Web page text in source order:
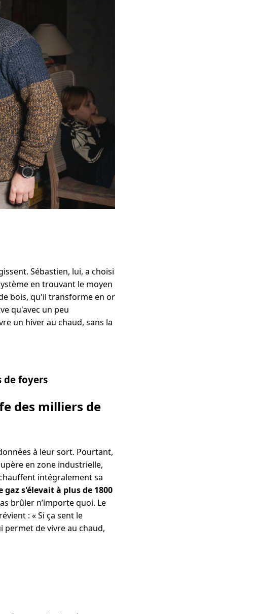
Sébastien, lui, a choisi
en trouvant le moyen
bois, qu'il transforme en or
qu'avec un peu
un hiver au chaud, sans la
de foyers
des milliers de
à leur sort. Pourtant,
en zone industrielle,
intégralement sa
s'élevait à plus de 1800
brûler n’importe quoi. Le
: « Si ça sent le
permet de vivre au chaud,